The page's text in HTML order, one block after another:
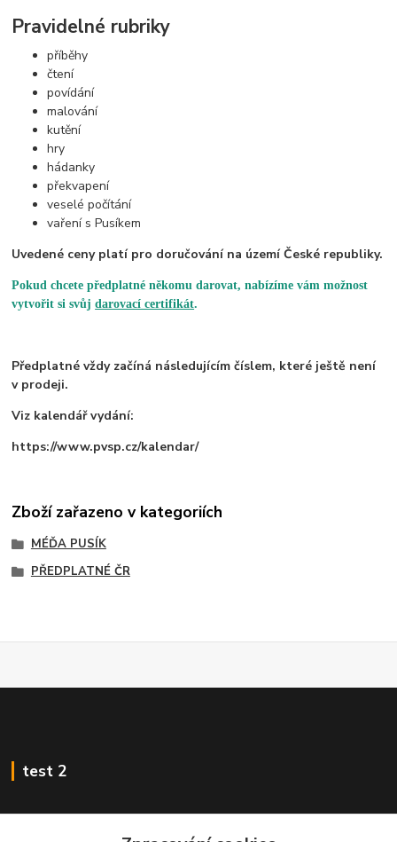
Pravidelné rubriky
příběhy
čtení
povídání
malování
kutění
hry
hádanky
překvapení
veselé počítání
vaření s Pusíkem
Uvedené ceny platí pro doručování na území České republiky.
Pokud chcete předplatné někomu darovat, nabízíme vám možnost
vytvořit si svůjdarovací certifikát.
Předplatné vždy začíná následujícím číslem, které ještě není
v prodeji.
Viz kalendář vydání:
https://www.pvsp.cz/kalendar/
Zboží zařazeno v kategoriích
MÉĎA PUSÍK
PŘEDPLATNÉ ČR
test 2